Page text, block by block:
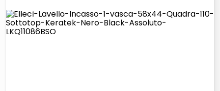
pattumiera raccolta differenziata